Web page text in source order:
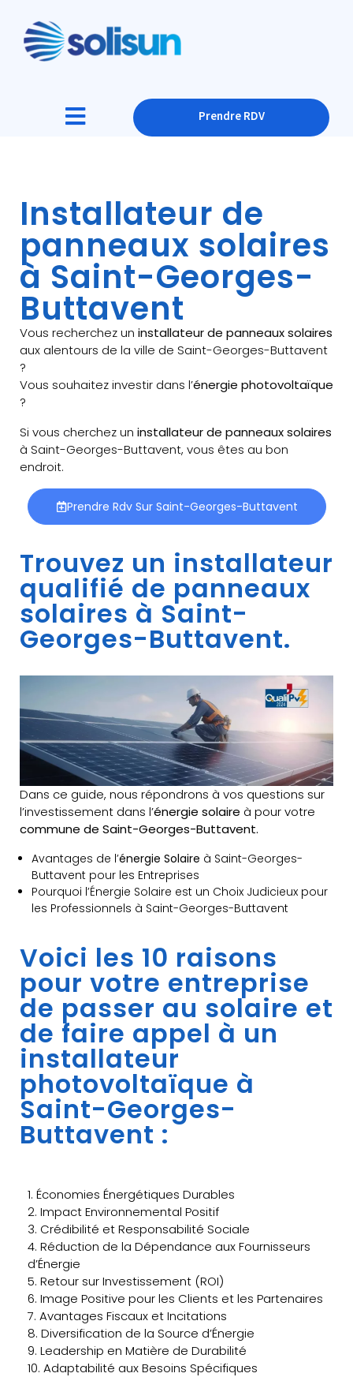
Prendre RDV
Installateur de
panneaux solaires
à Saint-Georges-
Buttavent
Vous recherchez un installateur de panneaux solaires
aux alentours de la ville de Saint-Georges-Buttavent
?
Vous souhaitez investir dans l’énergie photovoltaïque
?
Si vous cherchez un installateur de panneaux solaires
à Saint-Georges-Buttavent, vous êtes au bon
endroit.
Prendre Rdv Sur Saint-Georges-Buttavent
Trouvez un installateur
qualifié de panneaux
solaires à Saint-
Georges-Buttavent.
Dans ce guide, nous répondrons à vos questions sur
l’investissement dans l’énergie solaire à pour votre
commune de Saint-Georges-Buttavent.
Avantages de l’énergie Solaire à Saint-Georges-
Buttavent pour les Entreprises
Pourquoi l’Énergie Solaire est un Choix Judicieux pour
les Professionnels à Saint-Georges-Buttavent
Voici les 10 raisons
pour votre entreprise
de passer au solaire et
de faire appel à un
installateur
photovoltaïque à
Saint-Georges-
Buttavent :
1. Économies Énergétiques Durables
2. Impact Environnemental Positif
3. Crédibilité et Responsabilité Sociale
4. Réduction de la Dépendance aux Fournisseurs
d’Énergie
5. Retour sur Investissement (ROI)
6. Image Positive pour les Clients et les Partenaires
7. Avantages Fiscaux et Incitations
8. Diversification de la Source d’Énergie
9. Leadership en Matière de Durabilité
10. Adaptabilité aux Besoins Spécifiques